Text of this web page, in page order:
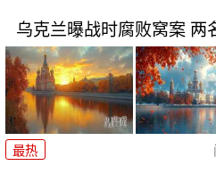
乌克兰曝战时腐败窝案 两
最热